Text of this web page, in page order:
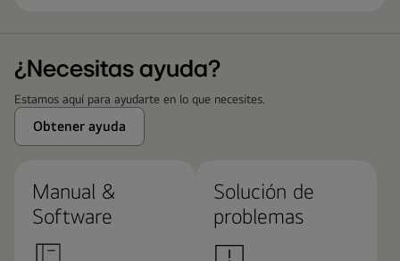
¿Necesitas ayuda?
Estamos aquí para ayudarte en lo que necesites.
Obtener ayuda
Manual &
Software
Solución de
problemas